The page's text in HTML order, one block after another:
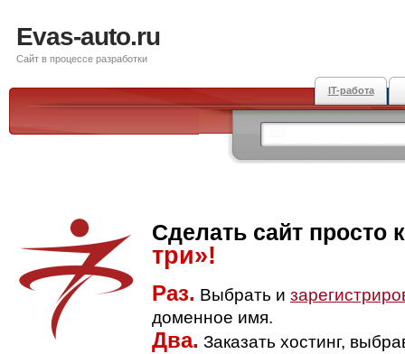
Evas-auto.ru
Сайт в процессе разработки
IT-работа
Сделать сайт просто
три»!
Раз. Выбрать и
доменное имя.
Два. Заказать хостинг,